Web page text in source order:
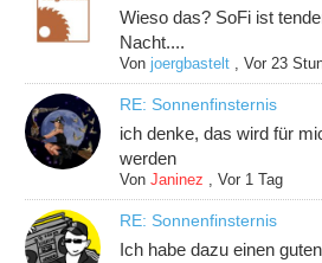
Wieso das? SoFi ist
Nacht....
Vonjoergbastelt ,Vor 23
RE: Sonnenfinsternis
ich denke, das wird für
werden
VonJaninez ,Vor 1 Tag
RE: Sonnenfinsternis
Ich habe dazu einen